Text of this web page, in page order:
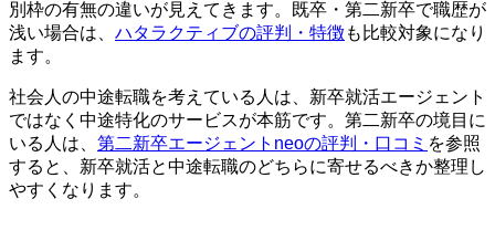
別枠の有無の違いが見えてきます。既卒・第二新卒で職歴が
浅い場合は、 ハタラクティブの評判・特徴も比較対象になり
ます。
社会人の中途転職を考えている人は、新卒就活エージェント
ではなく中途特化のサービスが本筋です。第二新卒の境目に
いる人は、 第二新卒エージェントneoの評判・口コミ を参照
すると、新卒就活と中途転職のどちらに寄せるべきか整理し
やすくなります。